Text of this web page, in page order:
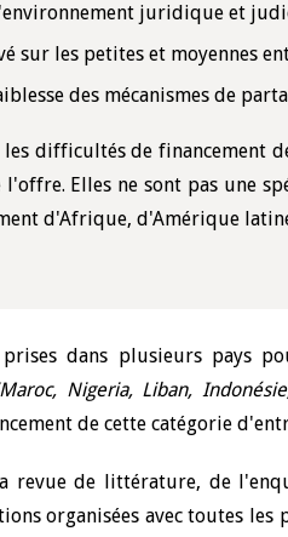
juridique et
sur les petites et moyennes
des mécanismes de
les difficultés de financement
Elles ne sont pas une
d'Afrique, d'Amérique
dans plusieurs pays
Nigeria, Liban,
de cette catégorie
revue de littérature, de
organisées avec toutes les